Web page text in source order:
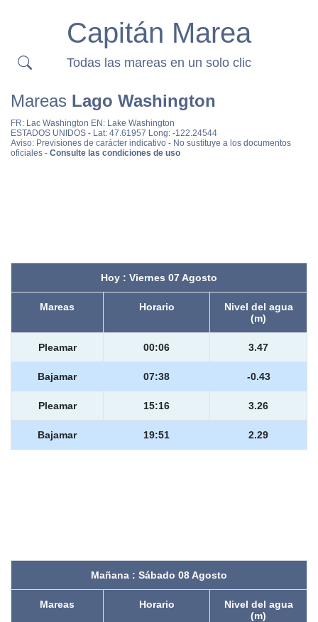
Capitán Marea
Todas las mareas en un solo clic
Mareas Lago Washington
FR: Lac Washington EN: Lake Washington
ESTADOS UNIDOS - Lat: 47.61957 Long: -122.24544
Aviso: Previsiones de carácter indicativo - No sustituye a los documentos
oficiales - Consulte las condiciones de uso
Hoy : Viernes 07 Agosto
Mareas Horario
Nivel del agua
(m)
Pleamar 00:06 3.47
Bajamar 07:38 -0.43
Pleamar 15:16 3.26
Bajamar 19:51 2.29
Mañana : Sábado 08 Agosto
Mareas Horario
Nivel del agua
(m)